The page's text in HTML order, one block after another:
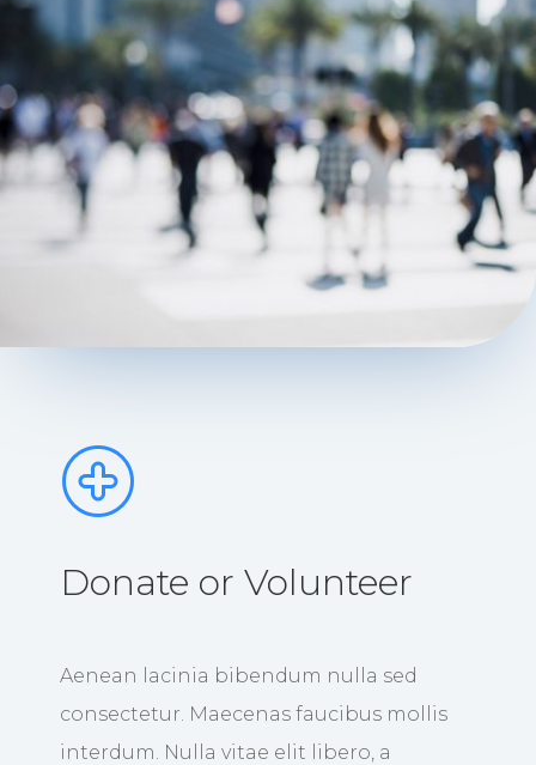
Donate or Volunteer
Aenean lacinia bibendum nulla sed
consectetur. Maecenas faucibus mollis
interdum. Nulla vitae elit libero, a